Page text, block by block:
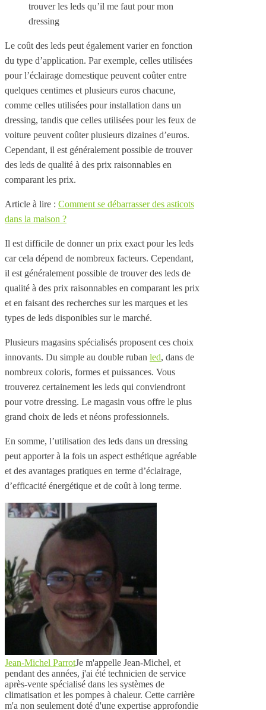
trouver les leds qu’il me faut pour mon
dressing
Le coût des leds peut également varier en fonction
du type d’application. Par exemple, celles utilisées
pour l’éclairage domestique peuvent coûter entre
quelques centimes et plusieurs euros chacune,
comme celles utilisées pour installation dans un
dressing, tandis que celles utilisées pour les feux de
voiture peuvent coûter plusieurs dizaines d’euros.
Cependant, il est généralement possible de trouver
des leds de qualité à des prix raisonnables en
comparant les prix.
Article à lire : Comment se débarrasser des asticots
dans la maison ?
Il est difficile de donner un prix exact pour les leds
car cela dépend de nombreux facteurs. Cependant,
il est généralement possible de trouver des leds de
qualité à des prix raisonnables en comparant les prix
et en faisant des recherches sur les marques et les
types de leds disponibles sur le marché.
Plusieurs magasins spécialisés proposent ces choix
innovants. Du simple au double ruban led, dans de
nombreux coloris, formes et puissances. Vous
trouverez certainement les leds qui conviendront
pour votre dressing. Le magasin vous offre le plus
grand choix de leds et néons professionnels.
En somme, l’utilisation des leds dans un dressing
peut apporter à la fois un aspect esthétique agréable
et des avantages pratiques en terme d’éclairage,
d’efficacité énergétique et de coût à long terme.
Jean-Michel ParrotJe m'appelle Jean-Michel, et
pendant des années, j'ai été technicien de service
après-vente spécialisé dans les systèmes de
climatisation et les pompes à chaleur. Cette carrière
m'a non seulement doté d'une expertise approfondie